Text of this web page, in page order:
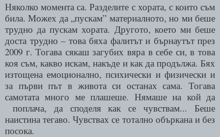
Няколко момента са. Разделите с хората, с които съм
била. Можех да „пускам” материалното, но ми беше
трудно да пускам хората. Другото, което ми беше
доста трудно – това бяха фалитът и бърнаутът през
2009 г. Тогава сякаш загубих вяра в себе си, в това
коя съм, какво искам, накъде и как да продължа. Бях
изтощена емоционално, психически и физически и
за първи път в живота си останах сама. Тогава
самотата много ме плашеше. Нямаше на кой да
поплача, да споделя как се чувствам... Беше
наистина тегаво. Чувствах се тотално объркана и без
посока.